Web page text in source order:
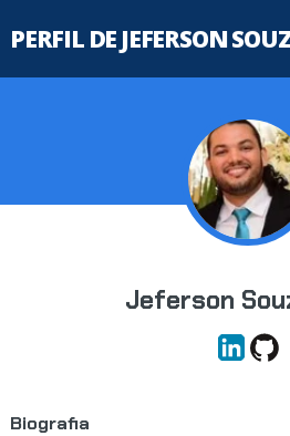
PERFIL DE JEFERSON
Jeferson
Biografia